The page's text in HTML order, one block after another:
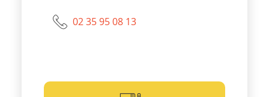
02 35 95 08 13